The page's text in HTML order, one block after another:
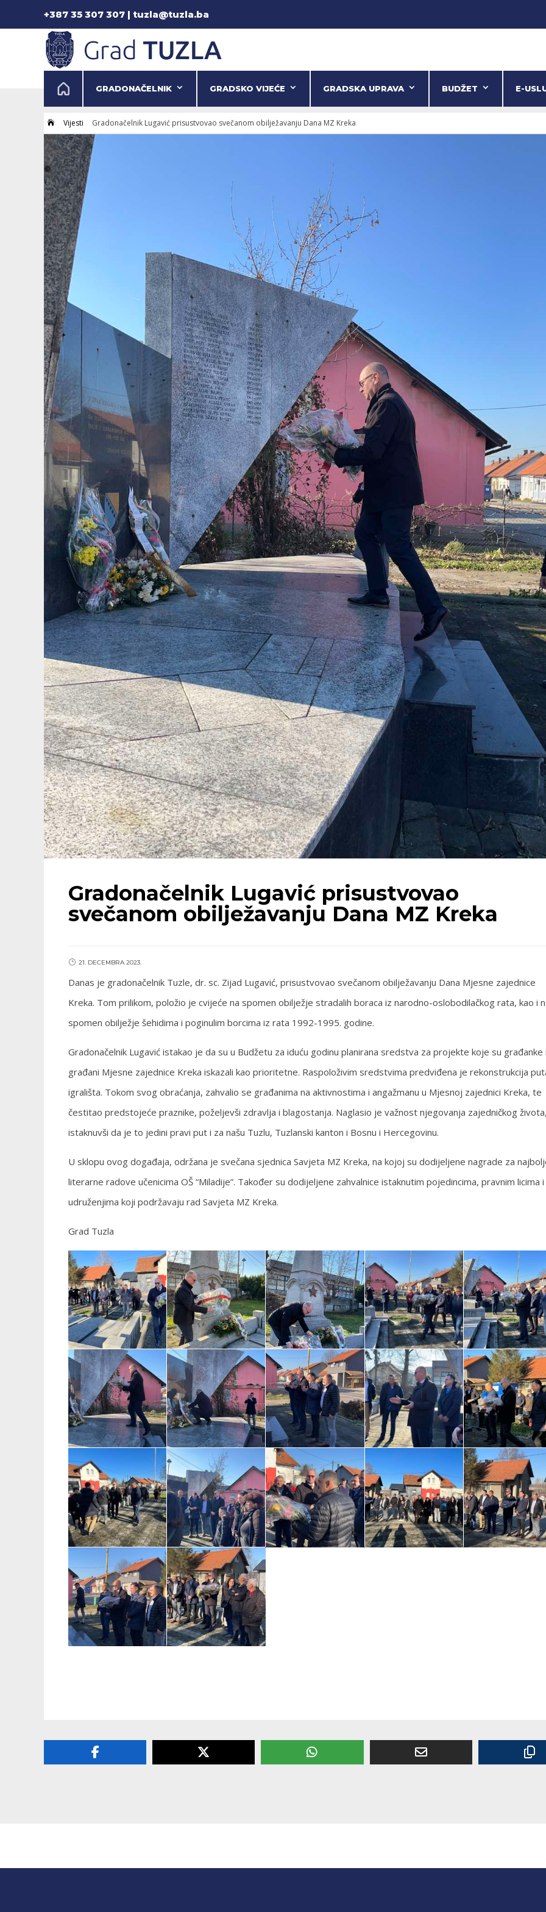
+387 35 307 307 | tuzla@tuzla.ba
GRADONAČELNIK GRADSKO VIJEĆE GRADSKA UPRAVA BUDŽET E-
 Vijesti Gradonačelnik Lugavić prisustvovao svečanom obilježavanju Dana MZ Kreka
Gradonačelnik Lugavić prisustvovao
svečanom obilježavanju Dana MZ Kreka
21. DECEMBRA 2023.
Danas je gradonačelnik Tuzle, dr. sc. Zijad Lugavić, prisustvovao svečanom obilježavanju Dana Mjesne zajednice
Kreka. Tom prilikom, položio je cvijeće na spomen obilježje stradalih boraca iz narodno-oslobodilačkog rata, kao i
spomen obilježje šehidima i poginulim borcima iz rata 1992-1995. godine.
Gradonačelnik Lugavić istakao je da su u Budžetu za iduću godinu planirana sredstva za projekte koje su građanke
građani Mjesne zajednice Kreka iskazali kao prioritetne. Raspoloživim sredstvima predviđena je rekonstrukcija
igrališta. Tokom svog obraćanja, zahvalio se građanima na aktivnostima i angažmanu u Mjesnoj zajednici Kreka, te
čestitao predstojeće praznike, poželjevši zdravlja i blagostanja. Naglasio je važnost njegovanja zajedničkog
istaknuvši da je to jedini pravi put i za našu Tuzlu, Tuzlanski kanton i Bosnu i Hercegovinu.
U sklopu ovog događaja, održana je svečana sjednica Savjeta MZ Kreka, na kojoj su dodijeljene nagrade za
literarne radove učenicima OŠ “Miladije”. Također su dodijeljene zahvalnice istaknutim pojedincima, pravnim licima i
udruženjima koji podržavaju rad Savjeta MZ Kreka.
Grad Tuzla